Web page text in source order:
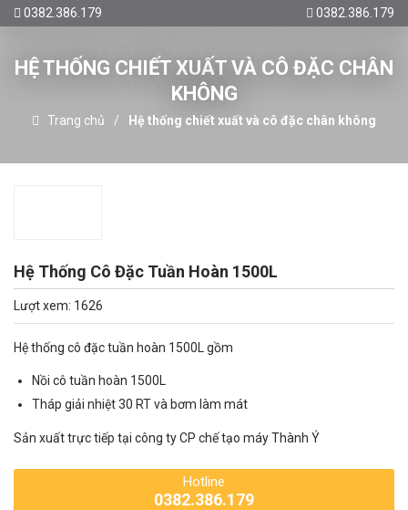
0382.386.179 0382.386.179
HỆ THỐNG CHIẾT XUẤT VÀ CÔ ĐẶC CHÂN
KHÔNG
Trang chủ Hệ thống chiết xuất và cô đặc chân không
Hệ Thống Cô Đặc Tuần Hoàn 1500L
Lượt xem: 1626
Hệ thống cô đặc tuần hoàn 1500L gồm
Nồi cô tuần hoàn 1500L
Tháp giải nhiệt 30 RT và bơm làm mát
Sản xuất trực tiếp tại công ty CP chế tạo máy Thành Ý
Hotline
0382.386.179